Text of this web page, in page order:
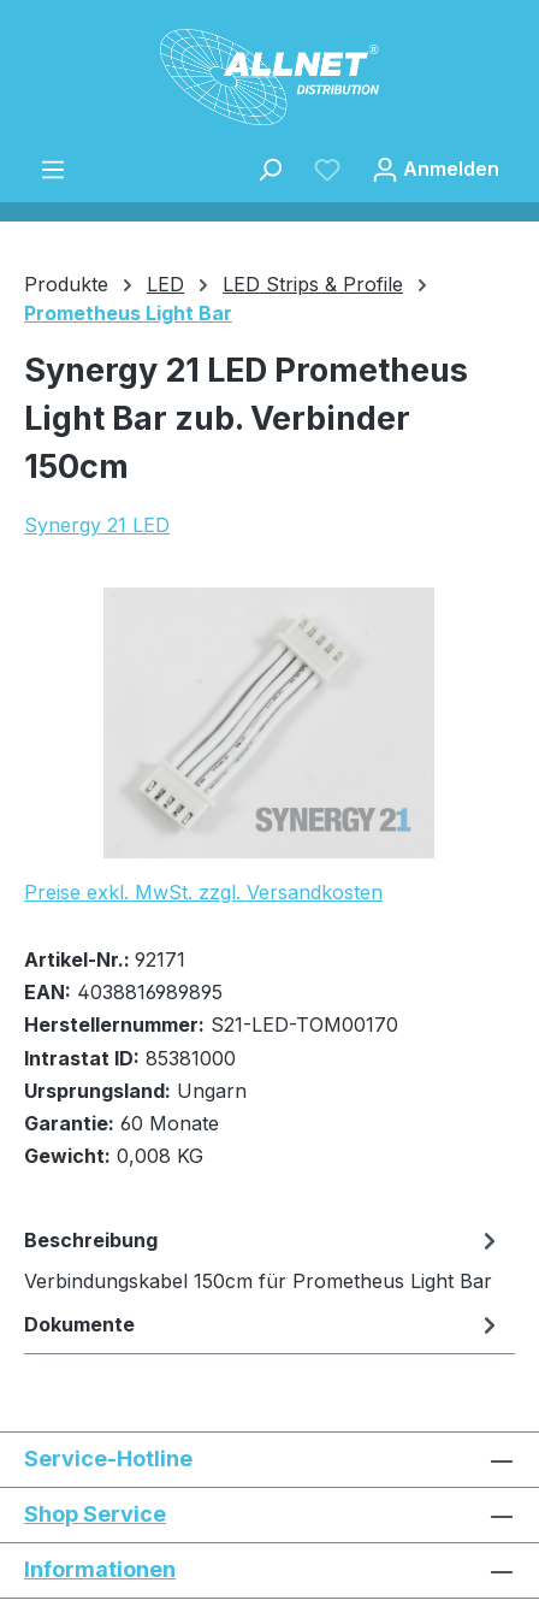
Zum Hauptinhalt springen
Speichern
Anmelden
Produkte LED
LED Strips & Profile
Prometheus Light Bar
Synergy 21 LED Prometheus
Light Bar zub. Verbinder
150cm
Synergy 21 LED
UVP Netto: 1,78 €
Preise exkl. MwSt. zzgl. Versandkosten
Bestand:100+
Sofort verfügbar, Lieferzeit: 1-2 Tage
DHL Versand Überlänge bis 2m
In den Warenkorb
Artikel-Nr.: 92171
EAN: 4038816989895
Herstellernummer: S21-LED-TOM00170
Intrastat ID: 85381000
Ursprungsland: Ungarn
Garantie: 60 Monate
Gewicht: 0,008 KG
Beschreibung
Verbindungskabel 150cm für Prometheus Light Bar
Dokumente
Service-Hotline
Shop Service
Informationen